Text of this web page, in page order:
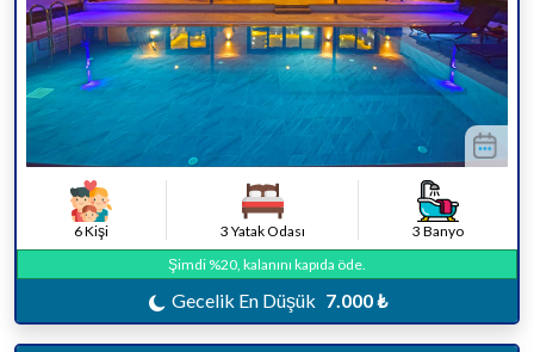
6 Kişi 3 Yatak Odası
3 Banyo
Şimdi %20, kalanını kapıda öde.
Gecelik En Düşük 7.000 ₺